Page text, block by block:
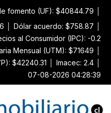
fomento (UF): $40844.79
Dólar acuerdo: $758.87
al Consumidor (IPC): -0.2
Mensual (UTM): $71649
$42240.31
Imacec: 2.4
07-08-2026 04:28:39